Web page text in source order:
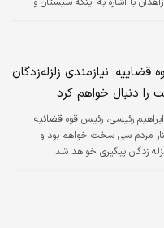
نیازمند توجه ویژه و جدی است و
قضاییه‌: نیازمندی‌ زلزله‌زدگان
دنبال خواهم کرد
رئیسی، رئیس قوه قضائیه
مردم سی سخت خواهم بود و
زدگان پیگیری خواهد شد.